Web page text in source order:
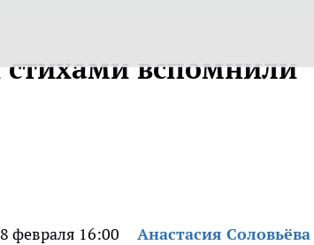
вспомнили
февраля 16:00 Анастасия Соловьёва